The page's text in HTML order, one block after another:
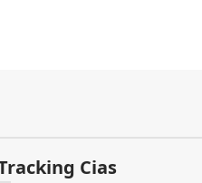
Cias